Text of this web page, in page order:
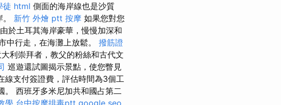
徒 html 側面的海岸線也是沙質
新竹 外燴 ptt 按摩 如果您對您
於土耳其海岸豪華，慢慢加深和
中行走，在海灘上放鬆。 撥筋證
利崇拜者，教父的粉絲和古代文
巡遊還試圖揭示景點，使您瞥見
線支付簽證費，評估時間為3個工
西班牙多米尼加共和國占第二
學 台中按摩排毒ptt google seo